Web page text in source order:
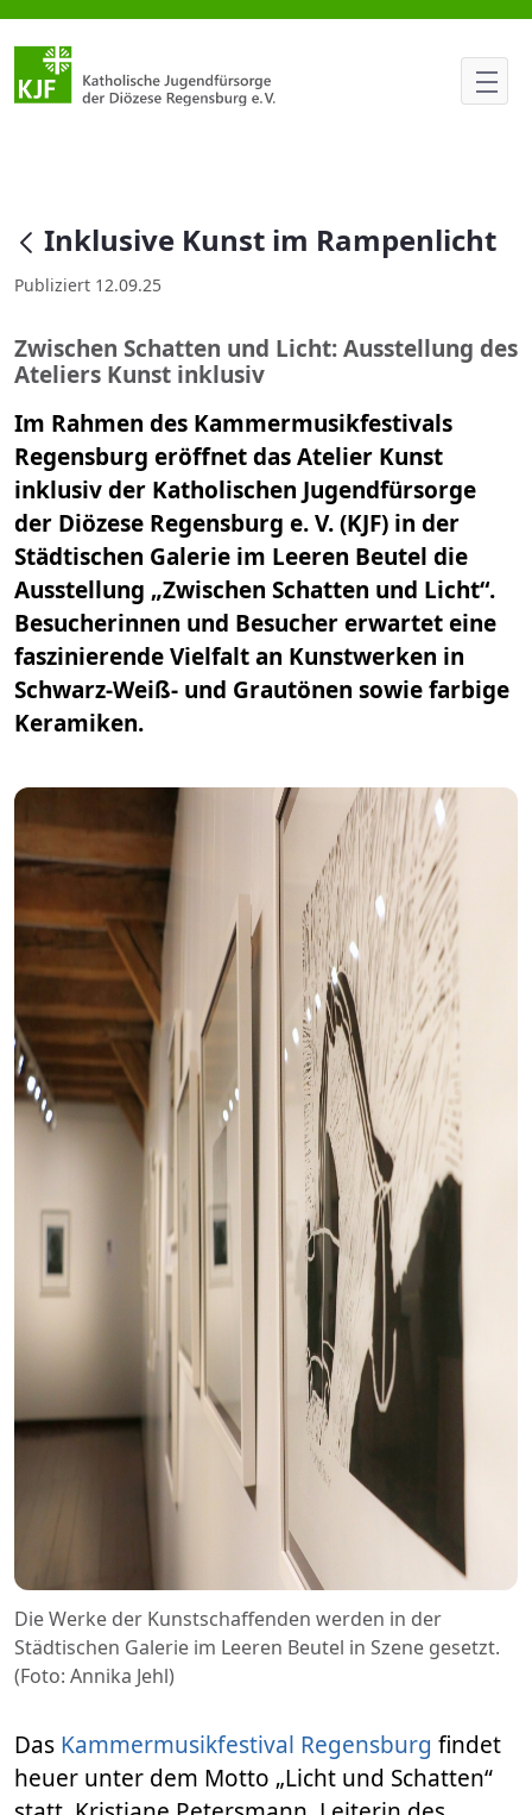
Inklusive Kunst im
null
Inklusive Kunst im Rampenlicht
Publiziert 12.09.25
Zwischen Schatten und Licht: Ausstellung des
Ateliers Kunst inklusiv
Im Rahmen des Kammermusikfestivals
Regensburg eröffnet das Atelier Kunst
inklusiv der Katholischen Jugendfürsorge
der Diözese Regensburg e. V. (KJF) in der
Städtischen Galerie im Leeren Beutel die
Ausstellung „Zwischen Schatten und Licht“.
Besucherinnen und Besucher erwartet eine
faszinierende Vielfalt an Kunstwerken in
Schwarz-Weiß- und Grautönen sowie farbige
Keramiken.
Die Werke der Kunstschaffenden werden in der
Städtischen Galerie im Leeren Beutel in Szene gesetzt.
(Foto: Annika Jehl)
Das Kammermusikfestival Regensburg findet
heuer unter dem Motto „Licht und Schatten“